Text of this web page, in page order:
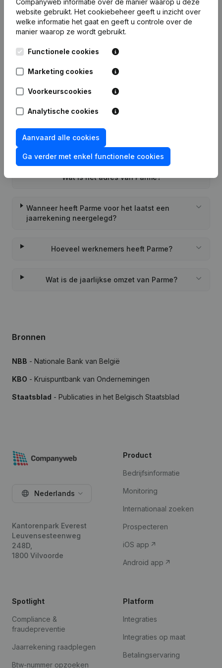
Veelgestelde vragen
Wat is het PEPPOL ID van Parme?
Wanneer werd Parme opgericht?
Wat is het adres van Parme?
Wanneer heeft Parme voor het laatst een
jaarrekening neergelegd?
Hoeveel werknemers heeft Parme?
Wat is de jaarlijkse omzet van Parme?
Bronnen
NBB - Nationale Bank van België
KBO - Kruispuntbank van Ondernemingen
Staatsblad - Publicaties in het Belgisch Staatsblad
Companyweb informatie over de manier waarop u deze
website gebruikt. Het cookiebeheer geeft u inzicht over
welke informatie het gaat en geeft u controle over de
manier waarop ze wordt gebruikt.
Functionele cookies
Marketing cookies
Voorkeurscookies
Analytische cookies
Aanvaard alle cookies
Ga verder met enkel functionele cookies
Nederlands
Kantorenpark Everest
Leuvensesteenweg
248D,
1800 Vilvoorde
Product
Bedrijfsinformatie
Monitoring
Internationaal zoeken
Prospecteren
iOS app
Android app
Spotlight
Compliance &
fraudepreventie
Jaarrekening raadplegen
Btw-nummer opzoeken
Platform
Integraties
Integraties op maat
Betalingservaring